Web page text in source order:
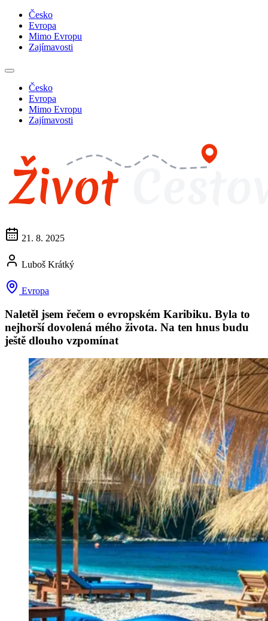
Česko
Evropa
Mimo Evropu
Zajímavosti
Česko
Evropa
Mimo Evropu
Zajímavosti
21. 8. 2025
Luboš Krátký
Evropa
Naletěl jsem řečem o evropském Karibiku. Byla to
nejhorší dovolená mého života. Na ten hnus budu
ještě dlouho vzpomínat